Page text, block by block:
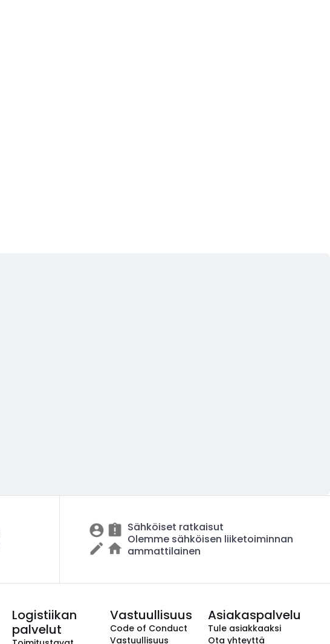
Sähköiset ratkaisut
Olemme sähköisen liiketoiminnan
ammattilainen
Logistiikan
palvelut
Vastuullisuus
Code of Conduct
Vastuullisuus
Asiakaspalvelu
Tule asiakkaaksi
Ota yhteyttä